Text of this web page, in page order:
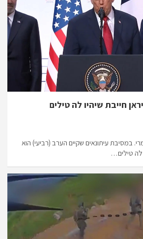
חייבת שיהיו לה טילים
במסיבת עיתונאים שקיים הערב (רביעי) הוא
לה טילים…